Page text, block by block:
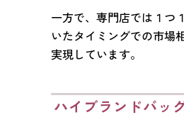
一方で、専門店では１つ
いたタイミングでの市場
実現しています。
ハイブランドバッ